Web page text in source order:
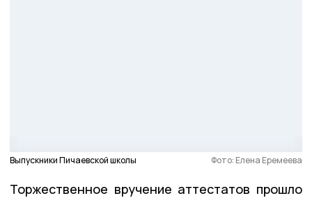
Выпускники Пичаевской школы Фото: Елена Еремеева
Торжественное вручение аттестатов прошло